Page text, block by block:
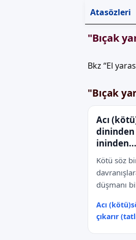
Atasözleri
"Bıçak
Bkz “El
"Bıçak
Acı
dininden
ininden...
Kötü söz
düşmanı
Acı
çıkarır